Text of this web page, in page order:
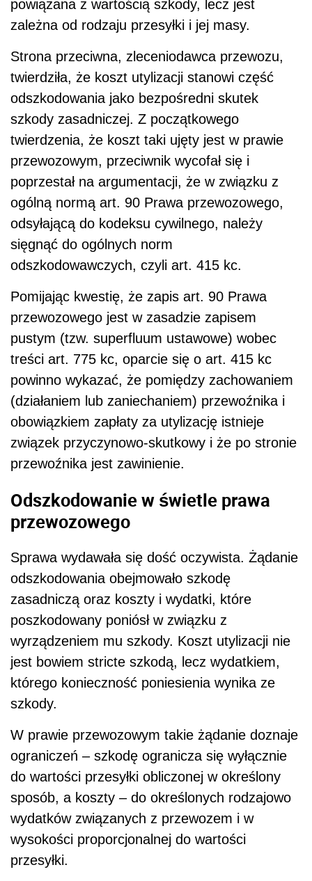
powiązana z wartością szkody, lecz jest
zależna od rodzaju przesyłki i jej masy.
Strona przeciwna, zleceniodawca przewozu,
twierdziła, że koszt utylizacji stanowi część
odszkodowania jako bezpośredni skutek
szkody zasadniczej. Z początkowego
twierdzenia, że koszt taki ujęty jest w prawie
przewozowym, przeciwnik wycofał się i
poprzestał na argumentacji, że w związku z
ogólną normą art. 90 Prawa przewozowego,
odsyłającą do kodeksu cywilnego, należy
sięgnąć do ogólnych norm
odszkodowawczych, czyli art. 415 kc.
Pomijając kwestię, że zapis art. 90 Prawa
przewozowego jest w zasadzie zapisem
pustym (tzw. superfluum ustawowe) wobec
treści art. 775 kc, oparcie się o art. 415 kc
powinno wykazać, że pomiędzy zachowaniem
(działaniem lub zaniechaniem) przewoźnika i
obowiązkiem zapłaty za utylizację istnieje
związek przyczynowo-skutkowy i że po stronie
przewoźnika jest zawinienie.
Odszkodowanie w świetle prawa
przewozowego
Sprawa wydawała się dość oczywista. Żądanie
odszkodowania obejmowało szkodę
zasadniczą oraz koszty i wydatki, które
poszkodowany poniósł w związku z
wyrządzeniem mu szkody. Koszt utylizacji nie
jest bowiem stricte szkodą, lecz wydatkiem,
którego konieczność poniesienia wynika ze
szkody.
W prawie przewozowym takie żądanie doznaje
ograniczeń – szkodę ogranicza się wyłącznie
do wartości przesyłki obliczonej w określony
sposób, a koszty – do określonych rodzajowo
wydatków związanych z przewozem i w
wysokości proporcjonalnej do wartości
przesyłki.